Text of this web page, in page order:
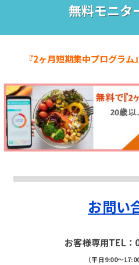
無料モニタ
『2ヶ月短期集中プログラ
お問い
お客様専用TEL
（平日9:00～